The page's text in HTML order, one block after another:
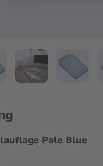
Pale Blue